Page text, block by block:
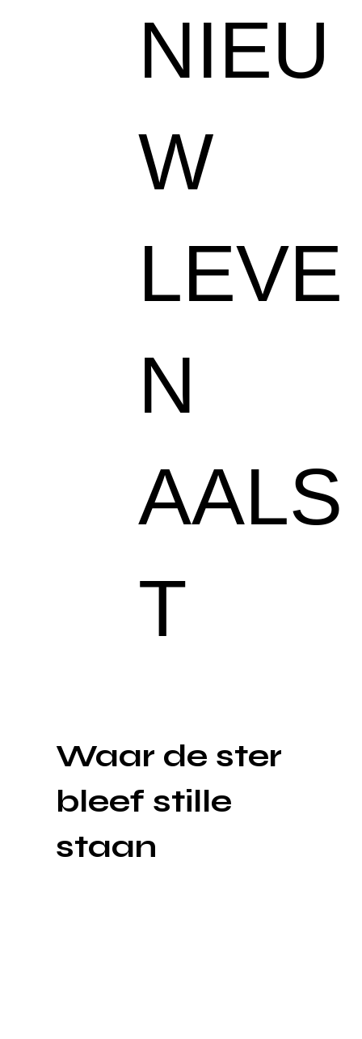
NIEU
W
LEVE
N
AALS
T
Waar de ster
bleef stille
staan